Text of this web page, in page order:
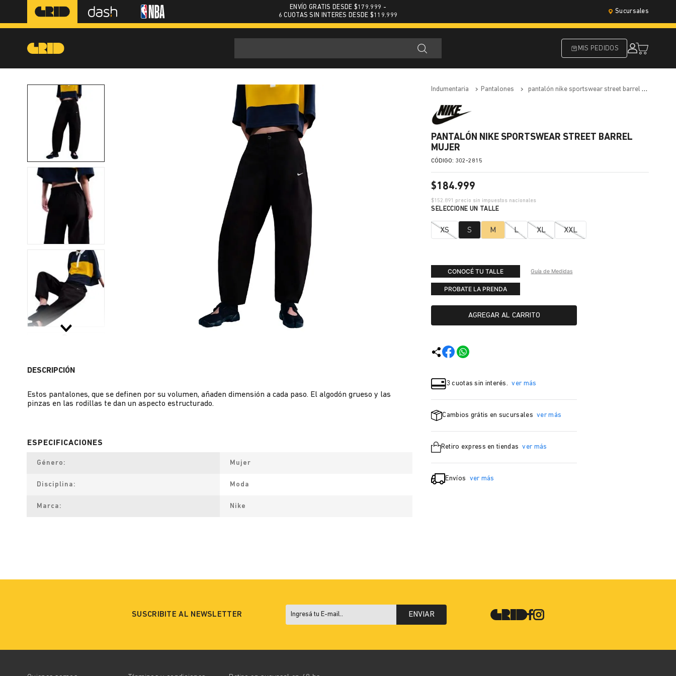
ENVÍO GRATIS DESDE $179.999 -
6 CUOTAS SIN INTERES DESDE $119.999
Sucursales
MIS PEDIDOS
DESCRIPCIÓN
Estos pantalones, que se definen por su volumen, añaden dimensión a cada paso. El algodón grueso y las
pinzas en las rodillas te dan un aspecto estructurado.
Género Mujer
Disciplina Moda
Marca Nike
indumentaria pantalones pantalón nike sportswear street barrel mujer
PANTALÓN NIKE SPORTSWEAR STREET BARREL
MUJER
: 302-2815
$184.999
$152.891 precio sin impuestos nacionales
XS S M L XL XXL
CONOCÉ TU TALLE Guía de Medidas
PROBATE LA PRENDA
AGREGAR AL CARRITO
3 cuotas sin interés. ver más
Cambios grátis en sucursales ver más
Retiro express en tiendas ver más
Envíos ver más
SUSCRIBITE AL NEWSLETTER ENVIAR